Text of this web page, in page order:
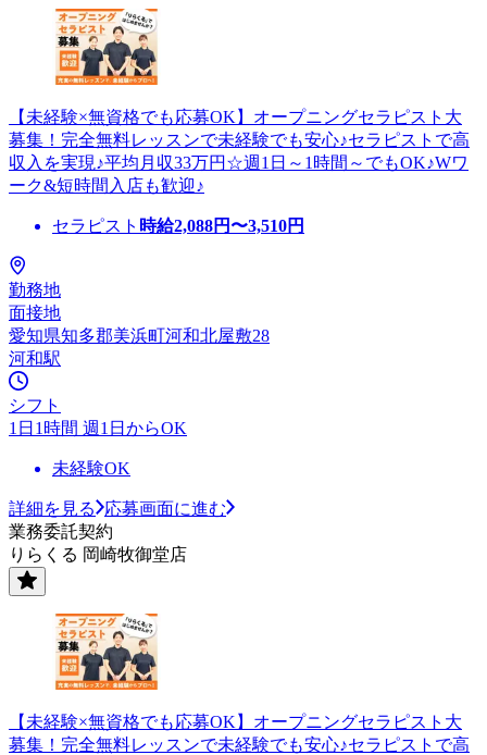
【未経験×無資格でも応募OK】オープニングセラピスト大
募集！完全無料レッスンで未経験でも安心♪セラピストで高
収入を実現♪平均月収33万円☆週1日～1時間～でもOK♪Wワ
ーク&短時間入店も歓迎♪
セラピスト 時給2,088円〜3,510円
勤務地
面接地
愛知県知多郡美浜町河和北屋敷28
河和駅
シフト
1日1時間 週1日からOK
未経験OK
詳細を見る
応募画面に進む
業務委託契約
りらくる 岡崎牧御堂店
【未経験×無資格でも応募OK】オープニングセラピスト大
募集！完全無料レッスンで未経験でも安心♪セラピストで高